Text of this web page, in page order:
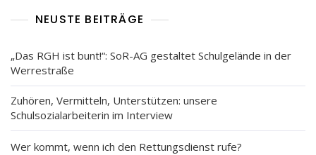
NEUSTE BEITRÄGE
„Das RGH ist bunt!“: SoR-AG gestaltet Schulgelände in der
Werrestraße
Zuhören, Vermitteln, Unterstützen: unsere
Schulsozialarbeiterin im Interview
Wer kommt, wenn ich den Rettungsdienst rufe?